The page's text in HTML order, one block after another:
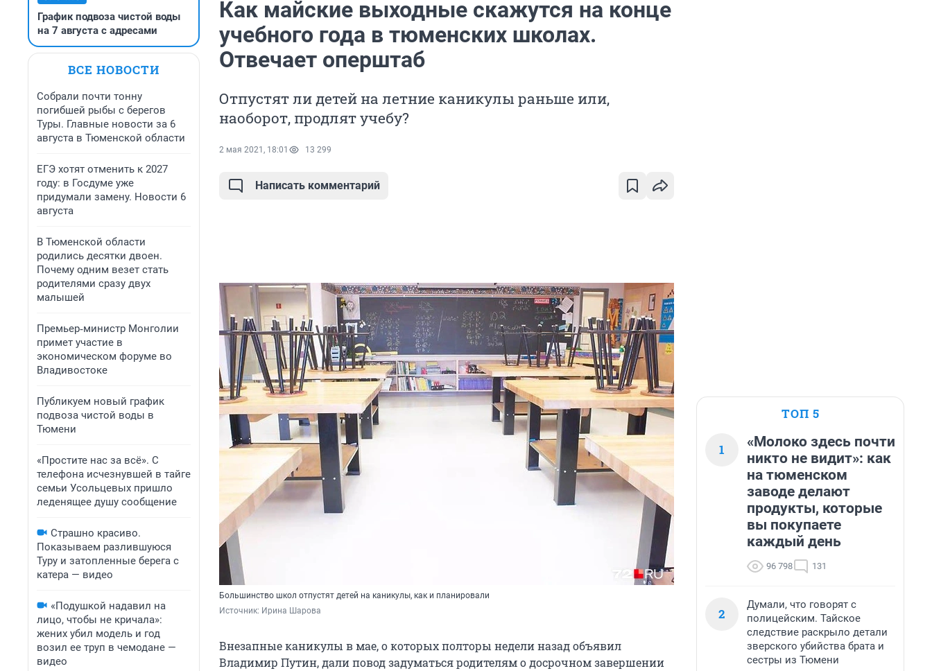
График подвоза чистой воды
на 7 августа с адресами
ВСЕ НОВОСТИ
Собрали почти тонну
погибшей рыбы с берегов
Туры. Главные новости за 6
августа в Тюменской области
ЕГЭ хотят отменить к 2027
году: в Госдуме уже
придумали замену. Новости 6
августа
В Тюменской области
родились десятки двоен.
Почему одним везет стать
родителями сразу двух
малышей
Премьер‑министр Монголии
примет участие в
экономическом форуме во
Владивостоке
Публикуем новый график
подвоза чистой воды в
Тюмени
«Простите нас за всё». С
телефона исчезнувшей в тайге
семьи Усольцевых пришло
леденящее душу сообщение
Страшно красиво.
Показываем разлившуюся
Туру и затопленные берега с
катера — видео
«Подушкой надавил на
лицо, чтобы не кричала»:
жених убил модель и год
возил ее труп в чемодане —
видео
Как майские выходные скажутся на конце
учебного года в тюменских школах.
Отвечает оперштаб
Отпустят ли детей на летние каникулы раньше или,
наоборот, продлят учебу?
2 мая 2021, 18:01 13 299
Написать комментарий
Большинство школ отпустят детей на каникулы, как и планировали
Источник: Ирина Шарова
Внезапные каникулы в мае, о которых полторы недели назад объявил
Владимир Путин, дали повод задуматься родителям о досрочном завершении
ТОП 5
1
«Молоко здесь почти
никто не видит»: как
на тюменском
заводе делают
продукты, которые
вы покупаете
каждый день
96 798 131
2
Думали, что говорят с
полицейским. Тайское
следствие раскрыло детали
зверского убийства брата и
сестры из Тюмени